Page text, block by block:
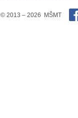
© 2013 – 2026 MŠMT